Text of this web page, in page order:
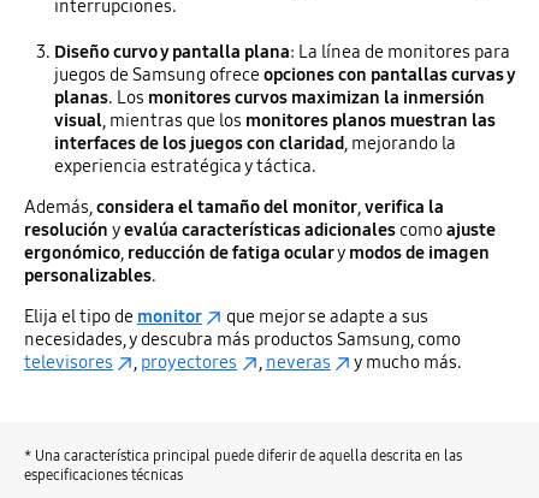
interrupciones.
Diseño curvo y pantalla plana: La línea de monitores para
juegos de Samsung ofreceopciones con pantallas curvas y
planas. Los monitores curvos maximizan la inmersión
visual, mientras que los monitores planos muestran las
interfaces de los juegos con claridad, mejorando la
experiencia estratégica y táctica.
Además,considera el tamaño del monitor,verifica la
resolución yevalúa características adicionalescomoajuste
ergonómico, reducción de fatiga oculary modos de imagen
personalizables.
Elija el tipo de monitor
que mejor se adapte a sus
necesidades, y descubra más productos Samsung, como
televisores
, proyectores , neveras y mucho más.
* Una característica principal puede diferir de aquella descrita en las
especificaciones técnicas